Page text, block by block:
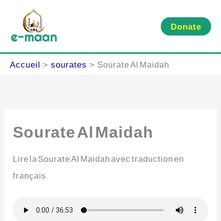
contenu
Donate
Accueil sourates Sourate Al Maidah
Sourate Al Maidah
Lire la Sourate Al Maidah avec traduction en
français